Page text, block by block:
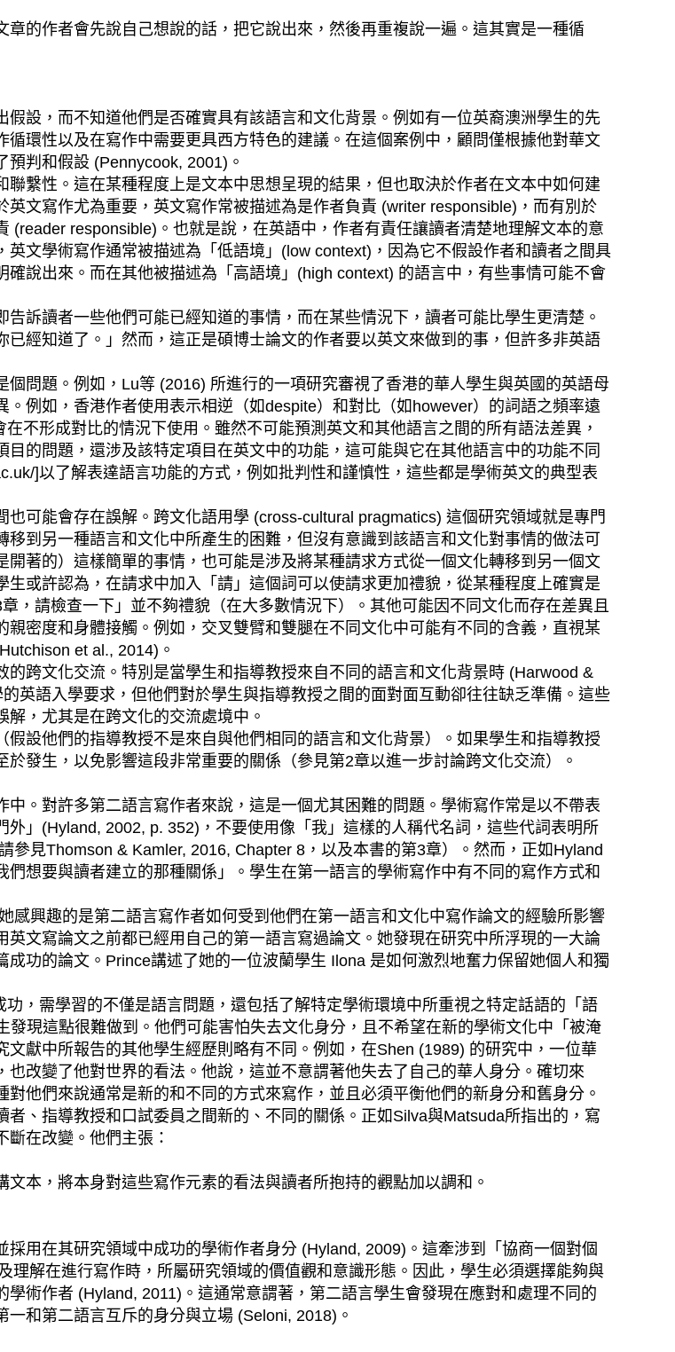
的作者會先說自己想說的話，把它說出來，然後再重複說一遍。這其實是一種循
，而不知道他們是否確實具有該語言和文化背景。例如有一位英裔澳洲學生的先
環性以及在寫作中需要更具西方特色的建議。在這個案例中，顧問僅根據他對華文
判和假設 (Pennycook, 2001)。
性。這在某種程度上是文本中思想呈現的結果，但也取決於作者在文本中如何建
文寫作尤為重要，英文寫作常被描述為是作者負責 (writer responsible)，而有別於
responsible)。也就是說，在英語中，作者有責任讓讀者清楚地理解文本的意
文學術寫作通常被描述為「低語境」(low context)，因為它不假設作者和讀者之間具
說出來。而在其他被描述為「高語境」(high context) 的語言中，有些事情可能不會
讀者一些他們可能已經知道的事情，而在某些情況下，讀者可能比學生更清楚。
經知道了。」然而，這正是碩博士論文的作者要以英文來做到的事，但許多非英語
題。例如，Lu等 (2016) 所進行的一項研究審視了香港的華人學生與英國的英語母
例如，香港作者使用表示相逆（如despite）和對比（如however）的詞語之頻率遠
不形成對比的情況下使用。雖然不可能預測英文和其他語言之間的所有語法差異，
的問題，還涉及該特定項目在英文中的功能，這可能與它在其他語言中的功能不同
]以了解表達語言功能的方式，例如批判性和謹慎性，這些都是學術英文的典型表
能會存在誤解。跨文化語用學 (cross-cultural pragmatics) 這個研究領域就是專門
到另一種語言和文化中所產生的困難，但沒有意識到該語言和文化對事情的做法可
著的）這樣簡單的事情，也可能是涉及將某種請求方式從一個文化轉移到另一個文
或許認為，在請求中加入「請」這個詞可以使請求更加禮貌，從某種程度上確實是
，請檢查一下」並不夠禮貌（在大多數情況下）。其他可能因不同文化而存在差異且
密度和身體接觸。例如，交叉雙臂和雙腿在不同文化中可能有不同的含義，直視某
et al., 2014)。
文化交流。特別是當學生和指導教授來自不同的語言和文化背景時 (Harwood &
英語入學要求，但他們對於學生與指導教授之間的面對面互動卻往往缺乏準備。這些
，尤其是在跨文化的交流處境中。
他們的指導教授不是來自與他們相同的語言和文化背景）。如果學生和指導教授
發生，以免影響這段非常重要的關係（參見第2章以進一步討論跨文化交流）。
對許多第二語言寫作者來說，這是一個尤其困難的問題。學術寫作常是以不帶表
」(Hyland, 2002, p. 352)，不要使用像「我」這樣的人稱代名詞，這些代詞表明所
見Thomson & Kamler, 2016, Chapter 8，以及本書的第3章）。然而，正如Hyland
想要與讀者建立的那種關係」。學生在第一語言的學術寫作中有不同的寫作方式和
興趣的是第二語言寫作者如何受到他們在第一語言和文化中寫作論文的經驗所影響
英文寫論文之前都已經用自己的第一語言寫過論文。她發現在研究中所浮現的一大論
功的論文。Prince講述了她的一位波蘭學生 Ilona 是如何激烈地奮力保留她個人和獨
需學習的不僅是語言問題，還包括了解特定學術環境中所重視之特定話語的「語
現這點很難做到。他們可能害怕失去文化身分，且不希望在新的學術文化中「被淹
獻中所報告的其他學生經歷則略有不同。例如，在Shen (1989) 的研究中，一位華
改變了他對世界的看法。他說，這並不意謂著他失去了自己的華人身分。確切來
他們來說通常是新的和不同的方式來寫作，並且必須平衡他們的新身分和舊身分。
、指導教授和口試委員之間新的、不同的關係。正如Silva與Matsuda所指出的，寫
在改變。他們主張：
本，將本身對這些寫作元素的看法與讀者所抱持的觀點加以調和。
用在其研究領域中成功的學術作者身分 (Hyland, 2009)。這牽涉到「協商一個對個
理解在進行寫作時，所屬研究領域的價值觀和意識形態。因此，學生必須選擇能夠與
術作者 (Hyland, 2011)。這通常意謂著，第二語言學生會發現在應對和處理不同的
和第二語言互斥的身分與立場 (Seloni, 2018)。